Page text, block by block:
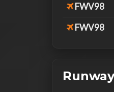
FWV98
FWV98